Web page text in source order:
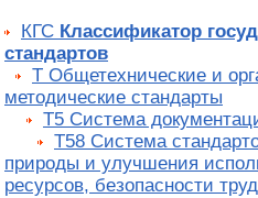
КГС Классификатор
стандартов
Т Общетехнические и
методические стандарты
Т5 Система
Т58 Система
природы и улучшения
ресурсов, безопасности